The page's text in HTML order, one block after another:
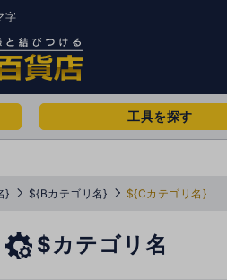
字
工具を探す
} ${Bカテゴリ名} ${Cカテゴリ名}
$カテゴリ名